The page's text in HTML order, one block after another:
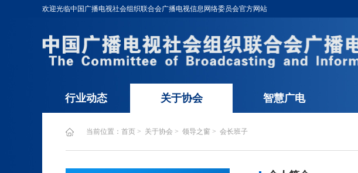
欢迎光临中国广播电视社会组织联合会广播电视信息网络委员会官方网站
行业动态 关于协会 智慧广电
当前位置： 首页 关于协会 领导之窗 会长班子